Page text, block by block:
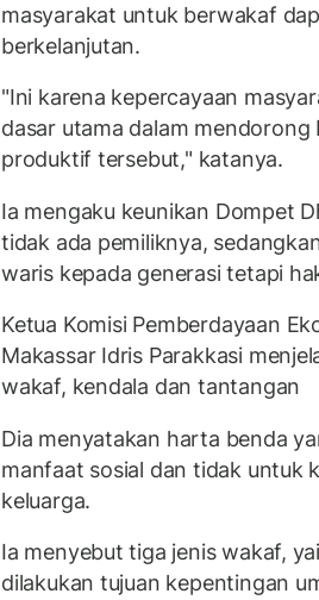
masyarakat untuk berwakaf
berkelanjutan.
"Ini karena kepercayaan
dasar utama dalam
produktif tersebut," katanya.
Ia mengaku keunikan Dompet
tidak ada pemiliknya,
waris kepada generasi tetapi
Ketua Komisi Pemberdayaan
Makassar Idris Parakkasi
wakaf, kendala dan tantangan
Dia menyatakan harta benda
manfaat sosial dan tidak untuk
keluarga.
Ia menyebut tiga jenis wakaf,
dilakukan tujuan kepentingan